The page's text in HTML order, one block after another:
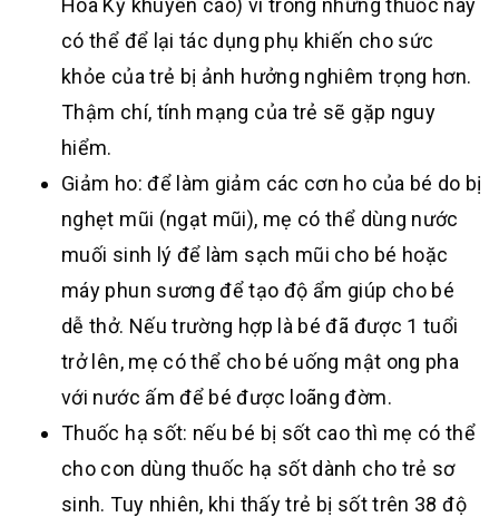
Hoa Kỳ khuyến cáo) vì trong những thuốc này
có thể để lại tác dụng phụ khiến cho sức
khỏe của trẻ bị ảnh hưởng nghiêm trọng hơn.
Thậm chí, tính mạng của trẻ sẽ gặp nguy
hiểm.
Giảm ho: để làm giảm các cơn ho của bé do bị
nghẹt mũi (ngạt mũi), mẹ có thể dùng nước
muối sinh lý để làm sạch mũi cho bé hoặc
máy phun sương để tạo độ ẩm giúp cho bé
dễ thở. Nếu trường hợp là bé đã được 1 tuổi
trở lên, mẹ có thể cho bé uống mật ong pha
với nước ấm để bé được loãng đờm.
Thuốc hạ sốt: nếu bé bị sốt cao thì mẹ có thể
cho con dùng thuốc hạ sốt dành cho trẻ sơ
sinh. Tuy nhiên, khi thấy trẻ bị sốt trên 38 độ